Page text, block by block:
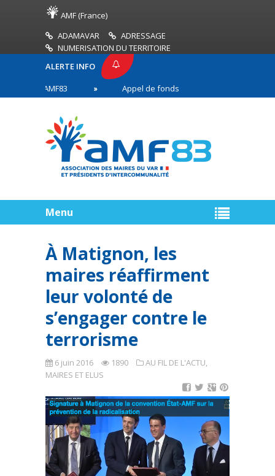
AMF (France)
ADAMAVAR
ADRESSAGE
NUMERISATION DU TERRITOIRE
ALERTE INFO
AMF83
Appel de fonds incendies de forêt
en première ligne
Menu
À Matignon, les
maires réaffirment
leur volonté de
s’engager contre le
terrorisme
6 juin 2016 1890 AU FIL DE L'ACTU,
MAIRES ET ELUS